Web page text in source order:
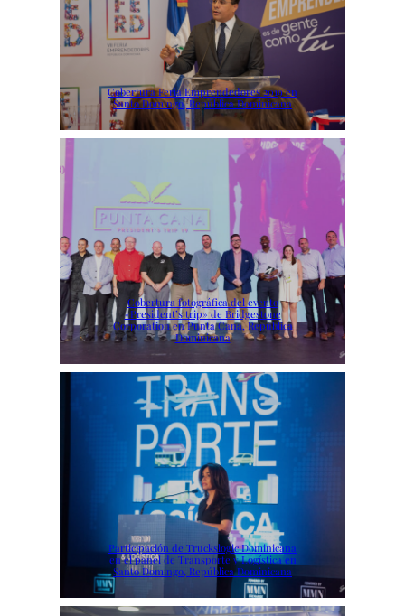
Cobertura Feria Emprendedores 2019 en
Santo Domingo, República Dominicana
Cobertura fotográfica del evento
«President’s trip» de Bridgestone
Corporation en Punta Cana, República
Dominicana
Participación de Truckslogic Dominicana
en el panel de Transporte y Logística en
Santo Domingo, República Dominicana